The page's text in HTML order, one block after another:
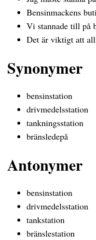
Bensinmackens
Vi stannade till på
Det är viktigt att
Synonymer
bensinstation
drivmedelsstation
tankningsstation
bränsledepå
Antonymer
bensinstation
drivmedelsstation
tankstation
bränslestation